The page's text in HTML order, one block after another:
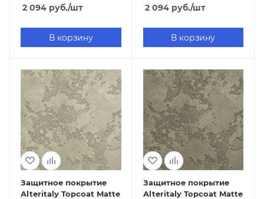
2 094 руб./шт
В корзину
2 094руб./шт
В корзину
Защитное покрытие
Alteritaly Topcoat Matte
Защитное покрытие
Alteritaly Topcoat Matte